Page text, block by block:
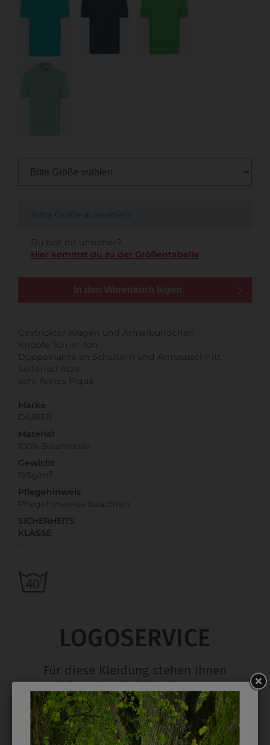
Bitte Größe auswählen!
Du bist dir unsicher?
Hier kommst du zu der Größentabelle
In den Warenkorb legen
Gestrickter Kragen und Ärmelbündchen
Knöpfe Ton-in-Ton
Doppelnähte an Schultern und Armausschnitt
Seitenschlitze
sehr feines Piqué
Marke
DAIBER
Material
100% Baumwolle
Gewicht
195g/m²
Pflegehinweis
Pflegehinweise beachten
SICHERHEITS
KLASSE
LOGOSERVICE
Für diese Kleidung stehen Ihnen
folgende Möglichkeiten zur
Personalisierung zur Verfügung: